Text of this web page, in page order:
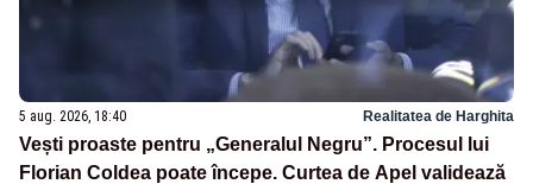
5 aug. 2026, 18:40 Realitatea de Harghita
Vești proaste pentru „Generalul Negru”. Procesul lui
Florian Coldea poate începe. Curtea de Apel validează